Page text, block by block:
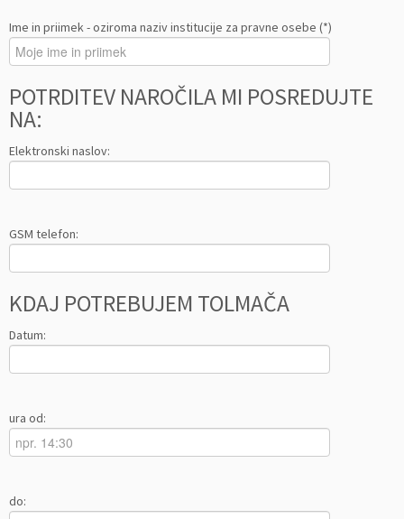
Ime in priimek - oziroma naziv institucije za pravne osebe (*)
POTRDITEV NAROČILA MI POSREDUJTE
NA:
Elektronski naslov:
GSM telefon:
KDAJ POTREBUJEM TOLMAČA
Datum:
ura od:
do: